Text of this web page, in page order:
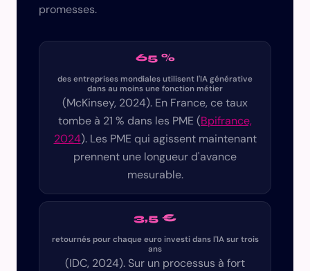
promesses.
65 %
des entreprises mondiales utilisent l'IA générative
dans au moins une fonction métier
(McKinsey, 2024). En France, ce taux
tombe à 21 % dans les PME (Bpifrance,
2024). Les PME qui agissent maintenant
prennent une longueur d'avance
mesurable.
3,5 €
retournés pour chaque euro investi dans l'IA sur trois
ans
(IDC, 2024). Sur un processus à fort